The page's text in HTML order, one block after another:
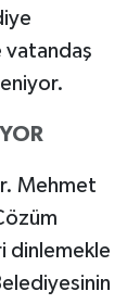
vatandaş
Mehmet
dinlemekle